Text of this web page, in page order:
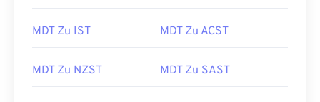
MDT Zu IST MDT Zu ACST
MDT Zu NZST MDT Zu SAST